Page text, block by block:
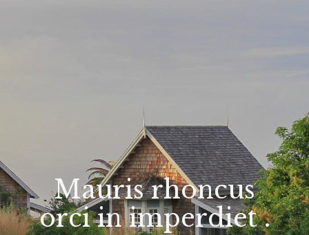
Mauris rhoncus
orci in imperdiet .